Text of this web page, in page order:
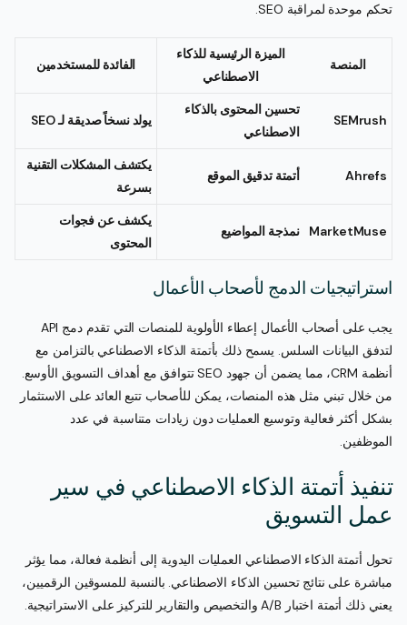
تحكم موحدة لمراقبة SEO.
المنصة
الميزة الرئيسية للذكاء
الاصطناعي
الفائدة للمستخدمين
SEMrush
تحسين المحتوى بالذكاء
الاصطناعي
يولد نسخاً صديقة لـ SEO
Ahrefs أتمتة تدقيق الموقع
يكتشف المشكلات التقنية
بسرعة
MarketMuse نمذجة المواضيع
يكشف عن فجوات
المحتوى
استراتيجيات الدمج لأصحاب الأعمال
يجب على أصحاب الأعمال إعطاء الأولوية للمنصات التي تقدم دمج API
لتدفق البيانات السلس. يسمح ذلك بأتمتة الذكاء الاصطناعي بالتزامن مع
أنظمة CRM، مما يضمن أن جهود SEO تتوافق مع أهداف التسويق الأوسع.
من خلال تبني مثل هذه المنصات، يمكن للأصحاب تتبع العائد على الاستثمار
بشكل أكثر فعالية وتوسيع العمليات دون زيادات متناسبة في عدد
الموظفين.
تنفيذ أتمتة الذكاء الاصطناعي في سير
عمل التسويق
تحول أتمتة الذكاء الاصطناعي العمليات اليدوية إلى أنظمة فعالة، مما يؤثر
مباشرة على نتائج تحسين الذكاء الاصطناعي. بالنسبة للمسوقين الرقميين،
يعني ذلك أتمتة اختبار A/B والتخصيص والتقارير للتركيز على الاستراتيجية.